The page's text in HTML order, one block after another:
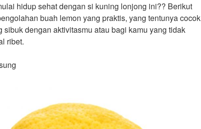
hidup sehat dengan si kuning lonjong ini?? Berikut
buah lemon yang praktis, yang tentunya cocok
sibuk dengan aktivitasmu atau bagi kamu yang tidak
ribet.